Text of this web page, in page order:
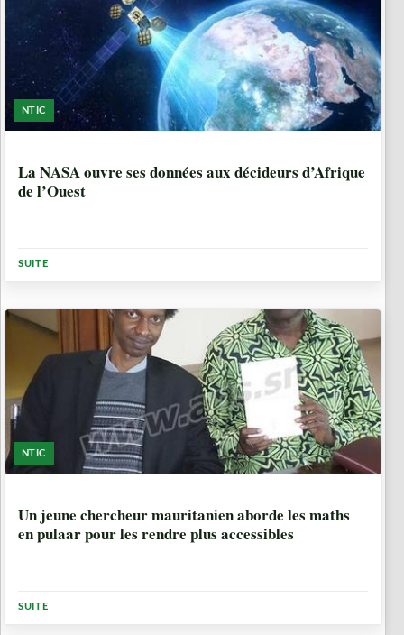
NTIC
La NASA ouvre ses données aux décideurs d’Afrique
de l’Ouest
SUITE
NTIC
Un jeune chercheur mauritanien aborde les maths
en pulaar pour les rendre plus accessibles
SUITE